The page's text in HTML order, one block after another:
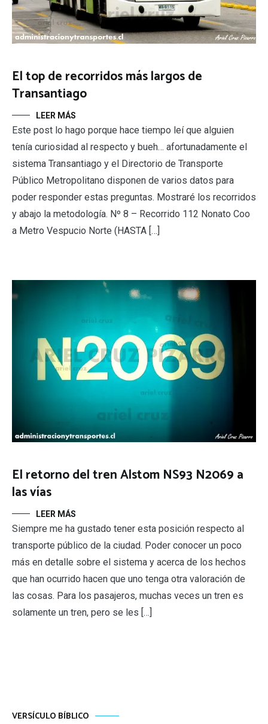
El top de recorridos más largos de
Transantiago
LEER MÁS
Este post lo hago porque hace tiempo leí que alguien
tenía curiosidad al respecto y bueh… afortunadamente el
sistema Transantiago y el Directorio de Transporte
Público Metropolitano disponen de varios datos para
poder responder estas preguntas. Mostraré los recorridos
y abajo la metodología. Nº 8 – Recorrido 112 Nonato Coo
a Metro Vespucio Norte (HASTA […]
El retorno del tren Alstom NS93 N2069 a
las vías
LEER MÁS
Siempre me ha gustado tener esta posición respecto al
transporte público de la ciudad. Poder conocer un poco
más en detalle sobre el sistema y acerca de los hechos
que han ocurrido hacen que uno tenga otra valoración de
las cosas. Para los pasajeros, muchas veces un tren es
solamente un tren, pero se les […]
VERSÍCULO BÍBLICO